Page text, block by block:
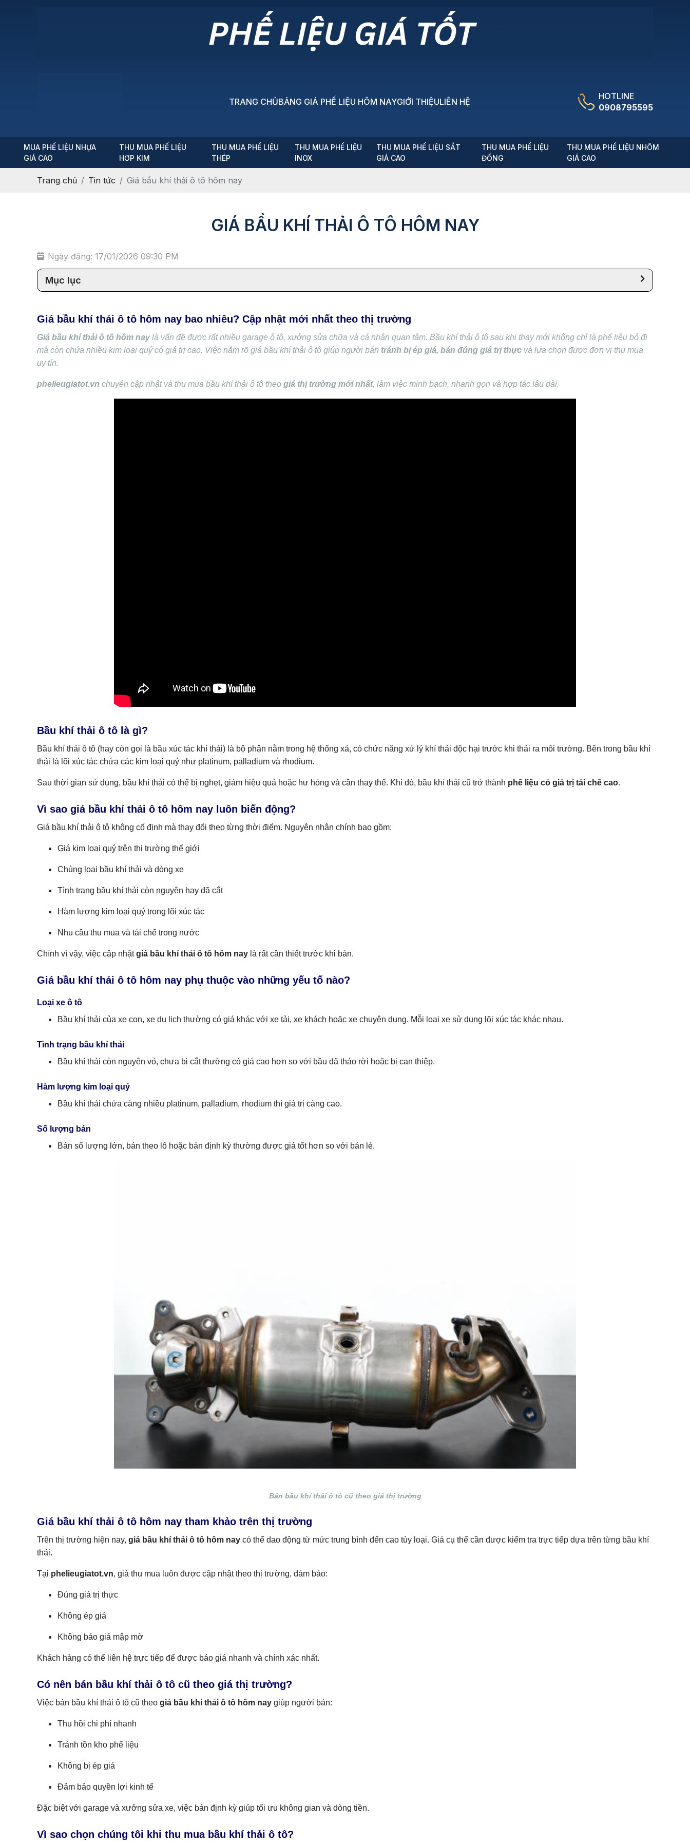
TRANG CHỦBẢNG GIÁ PHẾ LIỆU HÔM NAYGIỚI THIỆULIÊN HỆ
HOTLINE
0908795595
MUA PHẾ LIỆU NHỰA
GIÁ CAO
THU MUA PHẾ LIỆU
HƠP KIM
THU MUA PHẾ LIỆU
THÉP
THU MUA PHẾ LIỆU
INOX
THU MUA PHẾ LIỆU SẮT
GIÁ CAO
THU MUA PHẾ LIỆU
ĐỒNG
THU MUA PHẾ LIỆU NHÔM
GIÁ CAO
Trang chủ Tin tức Giá bầu khí thải ô tô hôm nay
GIÁ BẦU KHÍ THẢI Ô TÔ HÔM NAY
Ngày đăng: 17/01/2026 09:30 PM
Mục lục
Giá bầu khí thải ô tô hôm nay bao nhiêu? Cập nhật mới nhất theo thị trường
Giá bầu khí thải ô tô hôm nay là vấn đề được rất nhiều garage ô tô, xưởng sửa chữa và cá nhân quan tâm. Bầu khí thải ô tô sau khi thay mới không chỉ là phế liệu bỏ đi
mà còn chứa nhiều kim loại quý có giá trị cao. Việc nắm rõ giá bầu khí thải ô tô giúp người bán tránh bị ép giá, bán đúng giá trị thực và lựa chọn được đơn vị thu mua
uy tín.
phelieugiatot.vn chuyên cập nhật và thu mua bầu khí thải ô tô theo giá thị trường mới nhất, làm việc minh bạch, nhanh gọn và hợp tác lâu dài.
Bầu khí thải ô tô là gì?
Bầu khí thải ô tô (hay còn gọi là bầu xúc tác khí thải) là bộ phận nằm trong hệ thống xả, có chức năng xử lý khí thải độc hại trước khi thải ra môi trường. Bên trong bầu khí
thải là lõi xúc tác chứa các kim loại quý như platinum, palladium và rhodium.
Sau thời gian sử dụng, bầu khí thải có thể bị nghẹt, giảm hiệu quả hoặc hư hỏng và cần thay thế. Khi đó, bầu khí thải cũ trở thành phế liệu có giá trị tái chế cao.
Vì sao giá bầu khí thải ô tô hôm nay luôn biến động?
Giá bầu khí thải ô tô không cố định mà thay đổi theo từng thời điểm. Nguyên nhân chính bao gồm:
Giá kim loại quý trên thị trường thế giới
Chủng loại bầu khí thải và dòng xe
Tình trạng bầu khí thải còn nguyên hay đã cắt
Hàm lượng kim loại quý trong lõi xúc tác
Nhu cầu thu mua và tái chế trong nước
Chính vì vậy, việc cập nhậtgiá bầu khí thải ô tô hôm nay là rất cần thiết trước khi bán.
Giá bầu khí thải ô tô hôm nay phụ thuộc vào những yếu tố nào?
Loại xe ô tô
Bầu khí thải của xe con, xe du lịch thường có giá khác với xe tải, xe khách hoặc xe chuyên dụng. Mỗi loại xe sử dụng lõi xúc tác khác nhau.
Tình trạng bầu khí thải
Bầu khí thải còn nguyên vỏ, chưa bị cắt thường có giá cao hơn so với bầu đã tháo rời hoặc bị can thiệp.
Hàm lượng kim loại quý
Bầu khí thải chứa càng nhiều platinum, palladium, rhodium thì giá trị càng cao.
Số lượng bán
Bán số lượng lớn, bán theo lô hoặc bán định kỳ thường được giá tốt hơn so với bán lẻ.
Bán bầu khí thải ô tô cũ theo giá thị trường
Giá bầu khí thải ô tô hôm nay tham khảo trên thị trường
Trên thị trường hiện nay, giá bầu khí thải ô tô hôm nay có thể dao động từ mức trung bình đến cao tùy loại. Giá cụ thể cần được kiểm tra trực tiếp dựa trên từng bầu khí
thải.
Tại phelieugiatot.vn, giá thu mua luôn được cập nhật theo thị trường, đảm bảo:
Đúng giá trị thực
Không ép giá
Không báo giá mập mờ
Khách hàng có thể liên hệ trực tiếp để được báo giá nhanh và chính xác nhất.
Có nên bán bầu khí thải ô tô cũ theo giá thị trường?
Việc bán bầu khí thải ô tô cũ theo giá bầu khí thải ô tô hôm nay giúp người bán:
Thu hồi chi phí nhanh
Tránh tồn kho phế liệu
Không bị ép giá
Đảm bảo quyền lợi kinh tế
Đặc biệt với garage và xưởng sửa xe, việc bán định kỳ giúp tối ưu không gian và dòng tiền.
Vì sao chọn chúng tôi khi thu mua bầu khí thải ô tô?